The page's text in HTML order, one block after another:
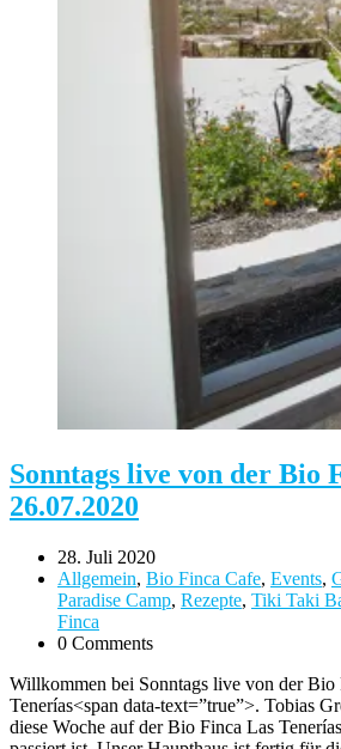
Sonntags live von der Bio
26.07.2020
28. Juli 2020
Allgemein, Bio Finca Cafe, Events,
Paradise Camp, Rezepte, Tiki Taki
Finca
0 Comments
Willkommen bei Sonntags live von der Bio
Tenerías<span data-text=”true”>. Tobias
diese Woche auf der Bio Finca Las